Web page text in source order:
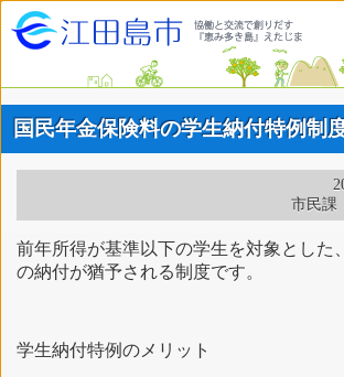
国民年金保険料の学生納付特例制
市民課
前年所得が基準以下の学生を対象とした
の納付が猶予される制度です。
学生納付特例のメリット